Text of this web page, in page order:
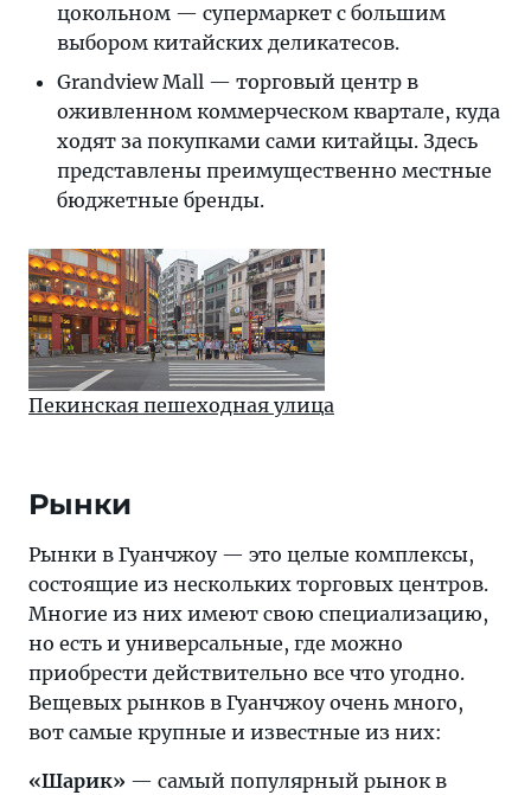
цокольном — супермаркет с большим
выбором китайских деликатесов.
Grandview Mall — торговый центр в
оживленном коммерческом квартале, куда
ходят за покупками сами китайцы. Здесь
представлены преимущественно местные
бюджетные бренды.
Пекинская пешеходная улица
Рынки
Рынки в Гуанчжоу — это целые комплексы,
состоящие из нескольких торговых центров.
Многие из них имеют свою специализацию,
но есть и универсальные, где можно
приобрести действительно все что угодно.
Вещевых рынков в Гуанчжоу очень много,
вот самые крупные и известные из них:
«Шарик» — самый популярный рынок в